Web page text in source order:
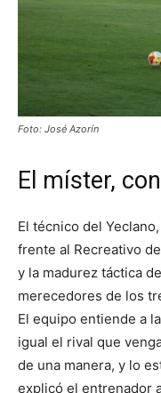
Foto: José Azorín
El míster,
El técnico del
frente al Recreativo
y la madurez táctica
merecedores de los
El equipo entiende a
igual el rival que
de una manera, y lo
explicó el entrenador